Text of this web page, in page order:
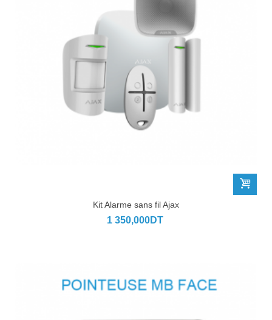
Kit Alarme sans fil Ajax
1 350,000DT